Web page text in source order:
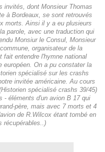
invités, dont Monsieur Thomas
à Bordeaux, se sont retrouvés
morts. Ainsi il y a eu plusieurs
parole, avec une traduction qui
Monsiur le Consul, Monsieur
organisateur de la
entendre l'hymne national
européen. On a pu constater la
spécialisé sur les crashs
invitée américaine. Au cours
spécialisé crashs 39/45)
- éléments d'un avion B 17 qui
père, mais avec 7 morts et 4
de R.Wilcox étant tombé en
récupérables..)